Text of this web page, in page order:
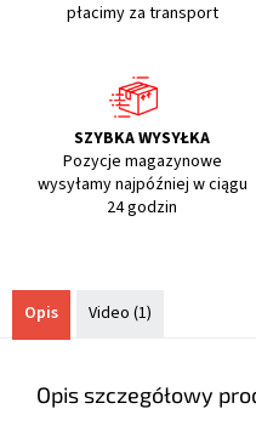
płacimy za transport
SZYBKA WYSYŁKA
Pozycje magazynowe
wysyłamy najpóźniej w ciągu
24 godzin
Opis Video (1)
Opis szczegółowy